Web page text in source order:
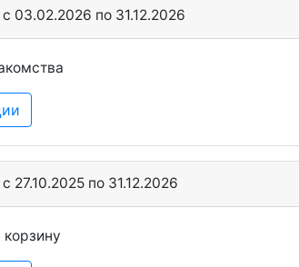
03.02.2026 по 31.12.2026
27.10.2025 по 31.12.2026